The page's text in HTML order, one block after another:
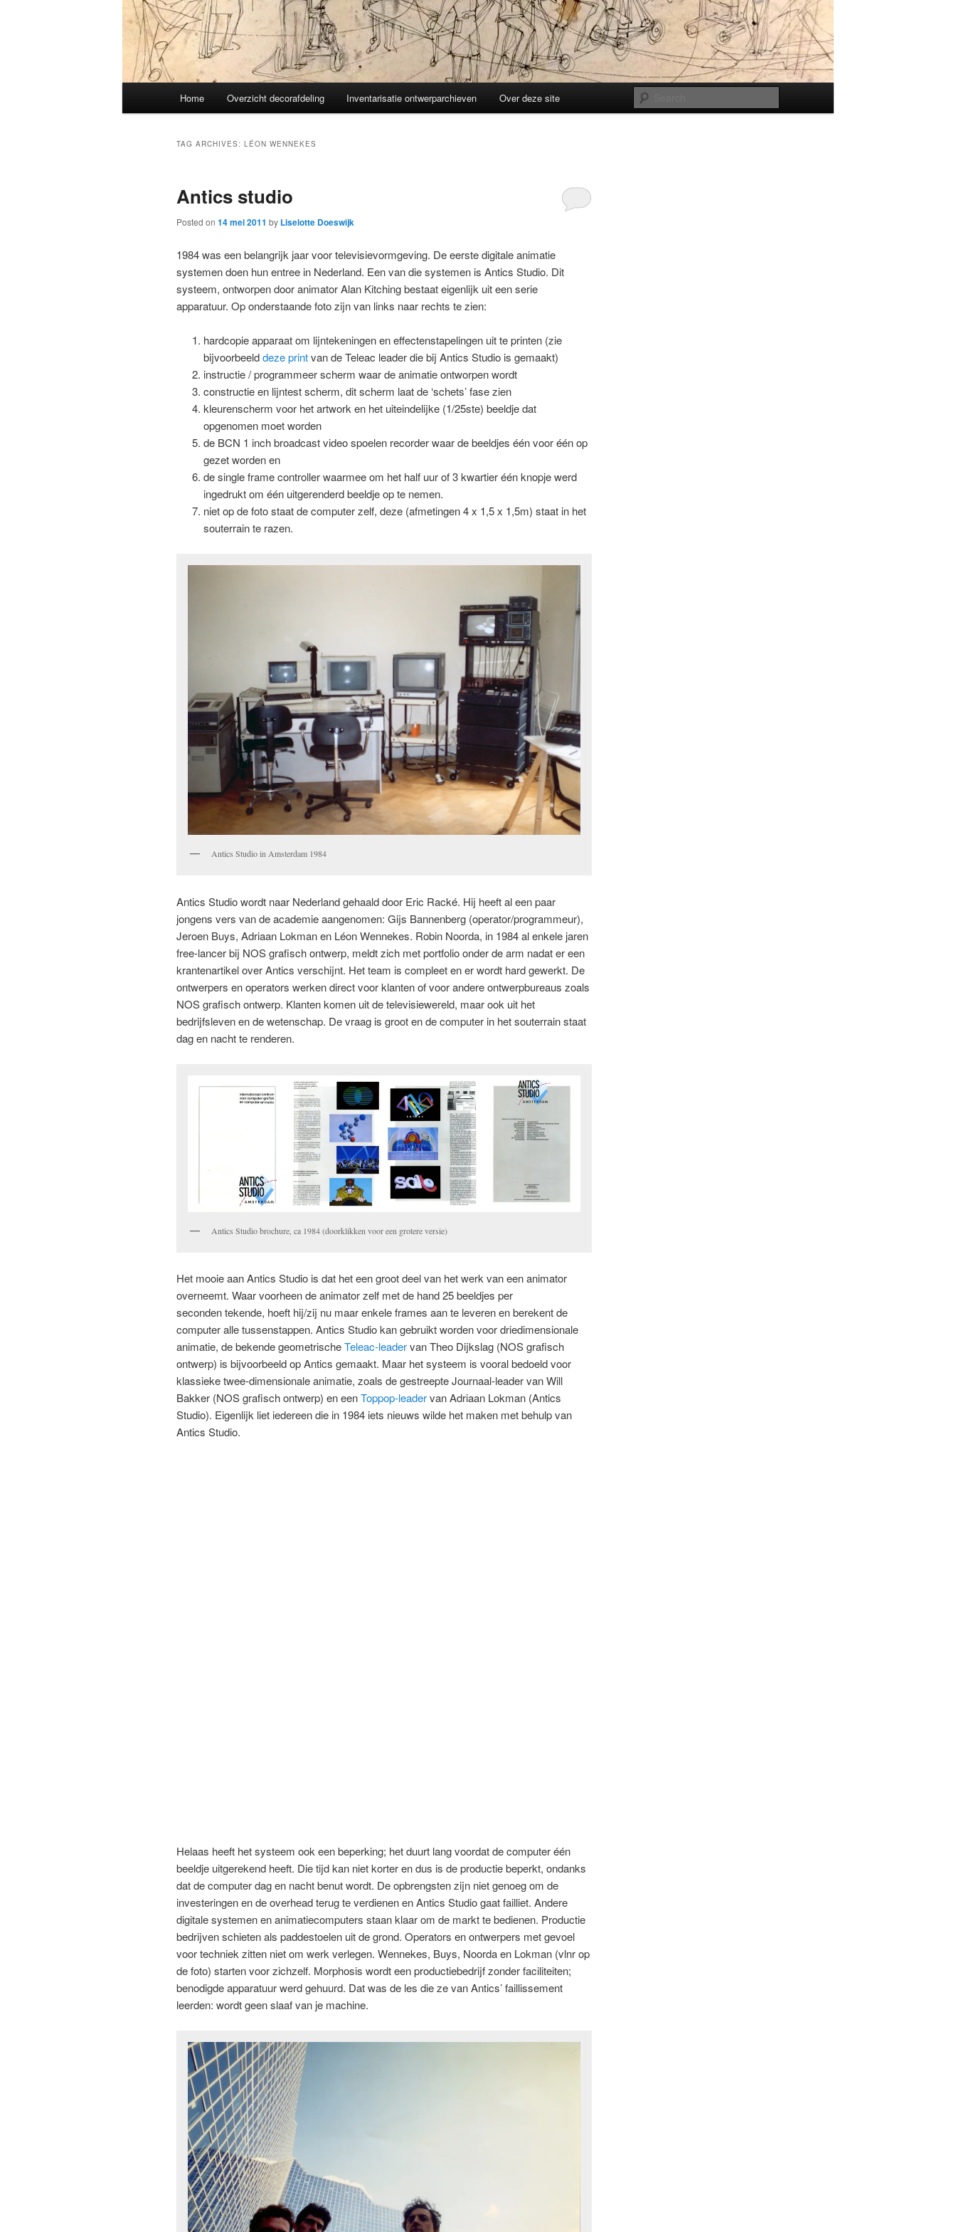
Home Overzicht decorafdeling Inventarisatie ontwerparchieven Over deze site
TAG ARCHIVES: LÉON WENNEKES
Antics studio
Posted on 14 mei 2011 by Liselotte Doeswijk
1984 was een belangrijk jaar voor televisievormgeving. De eerste digitale animatie
systemen doen hun entree in Nederland. Een van die systemen is Antics Studio. Dit
systeem, ontworpen door animator Alan Kitching bestaat eigenlijk uit een serie
apparatuur. Op onderstaande foto zijn van links naar rechts te zien:
hardcopie apparaat om lijntekeningen en effectenstapelingen uit te printen (zie
bijvoorbeelddeze printvan de Teleac leader die bij Antics Studio is gemaakt)
instructie / programmeer scherm waar de animatie ontworpen wordt
constructie en lijntest scherm, dit scherm laat de ‘schets’ fase zien
kleurenscherm voor het artwork en het uiteindelijke (1/25ste) beeldje dat
opgenomen moet worden
de BCN 1 inch broadcast video spoelen recorder waar de beeldjes één voor één op
gezet worden en
de single frame controller waarmee om het half uur of 3 kwartier één knopje werd
ingedrukt om één uitgerenderd beeldje op te nemen.
niet op de foto staat de computer zelf, deze (afmetingen 4 x 1,5 x 1,5m) staat in het
souterrain te razen.
Antics Studio in Amsterdam 1984
Antics Studio wordt naar Nederland gehaald door Eric Racké. Hij heeft al een paar
jongens vers van de academie aangenomen: Gijs Bannenberg (operator/programmeur),
Jeroen Buys, Adriaan Lokman en Léon Wennekes. Robin Noorda, in 1984 al enkele jaren
free-lancer bij NOS grafisch ontwerp, meldt zich met portfolio onder de arm nadat er een
krantenartikel over Antics verschijnt. Het team is compleet en er wordt hard gewerkt. De
ontwerpers en operators werken direct voor klanten of voor andere ontwerpbureaus zoals
NOS grafisch ontwerp. Klanten komen uit de televisiewereld, maar ook uit het
bedrijfsleven en de wetenschap. De vraag is groot en de computer in het souterrain staat
dag en nacht te renderen.
Antics Studio brochure, ca 1984 (doorklikken voor een grotere versie)
Het mooie aan Antics Studio is dat het een groot deel van het werk van een animator
overneemt. Waar voorheen de animator zelf met de hand 25 beeldjes per
seconden tekende, hoeft hij/zij nu maar enkele frames aan te leveren en berekent de
computer alle tussenstappen. Antics Studio kan gebruikt worden voor driedimensionale
animatie, de bekende geometrischeTeleac-leadervan Theo Dijkslag (NOS grafisch
ontwerp) is bijvoorbeeld op Antics gemaakt. Maar het systeem is vooral bedoeld voor
klassieke twee-dimensionale animatie, zoals de gestreepte Journaal-leader van Will
Bakker (NOS grafisch ontwerp) en eenToppop-leadervan Adriaan Lokman (Antics
Studio). Eigenlijk liet iedereen die in 1984 iets nieuws wilde het maken met behulp van
Antics Studio.
Helaas heeft het systeem ook een beperking; het duurt lang voordat de computer één
beeldje uitgerekend heeft. Die tijd kan niet korter en dus is de productie beperkt, ondanks
dat de computer dag en nacht benut wordt. De opbrengsten zijn niet genoeg om de
investeringen en de overhead terug te verdienen en Antics Studio gaat failliet. Andere
digitale systemen en animatiecomputers staan klaar om de markt te bedienen. Productie
bedrijven schieten als paddestoelen uit de grond. Operators en ontwerpers met gevoel
voor techniek zitten niet om werk verlegen. Wennekes, Buys, Noorda en Lokman (vlnr op
de foto) starten voor zichzelf. Morphosis wordt een productiebedrijf zonder faciliteiten;
benodigde apparatuur werd gehuurd. Dat was de les die ze van Antics’ faillissement
leerden: wordt geen slaaf van je machine.